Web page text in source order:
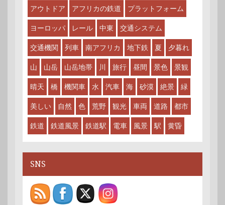
アウトドア アフリカの鉄道 プラットフォーム
ヨーロッパ レール 中東 交通システム
交通機関 列車 南アフリカ 地下鉄 夏 夕暮れ
山 山岳 山岳地帯 川 旅行 昼間 景色 景観
晴天 橋 機関車 水 汽車 海 砂漠 絶景 緑
美しい 自然 色 荒野 観光 車両 道路 都市
鉄道 鉄道風景 鉄道駅 電車 風景 駅 黄昏
SNS